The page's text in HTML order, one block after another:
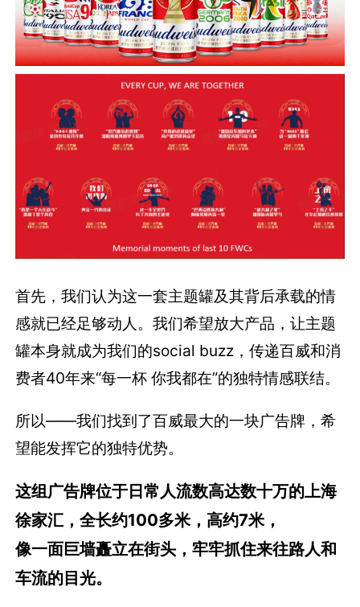
首先，我们认为这一套主题罐及其背后承载的情
感就已经足够动人。我们希望放大产品，让主题
罐本身就成为我们的social buzz，传递百威和消
费者40年来“每一杯 你我都在”的独特情感联结。
所以——我们找到了百威最大的一块广告牌，希
望能发挥它的独特优势。
这组广告牌位于日常人流数高达数十万的上海
徐家汇，全长约100多米，高约7米，
像一面巨墙矗立在街头，牢牢抓住来往路人和
车流的目光。